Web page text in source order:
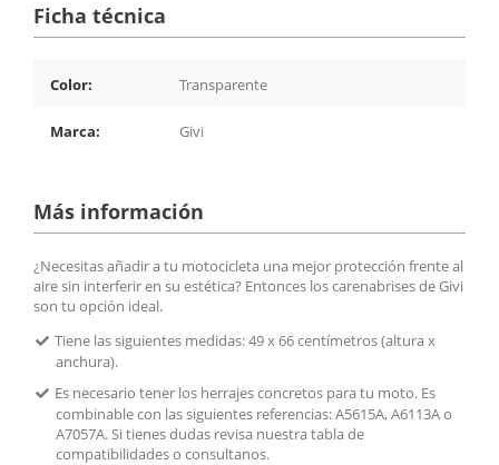
Ficha técnica
Color: Transparente
Marca: Givi
Más información
¿Necesitas añadir a tu motocicleta una mejor protección frente al
aire sin interferir en su estética? Entonces los carenabrises de Givi
son tu opción ideal.
Tiene las siguientes medidas: 49 x 66 centímetros (altura x
anchura).
Es necesario tener los herrajes concretos para tu moto. Es
combinable con las siguientes referencias: A5615A, A6113A o
A7057A. Si tienes dudas revisa nuestra tabla de
compatibilidades o consultanos.